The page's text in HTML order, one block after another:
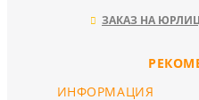
ЗАКАЗ НА
ИНФОРМАЦИЯ